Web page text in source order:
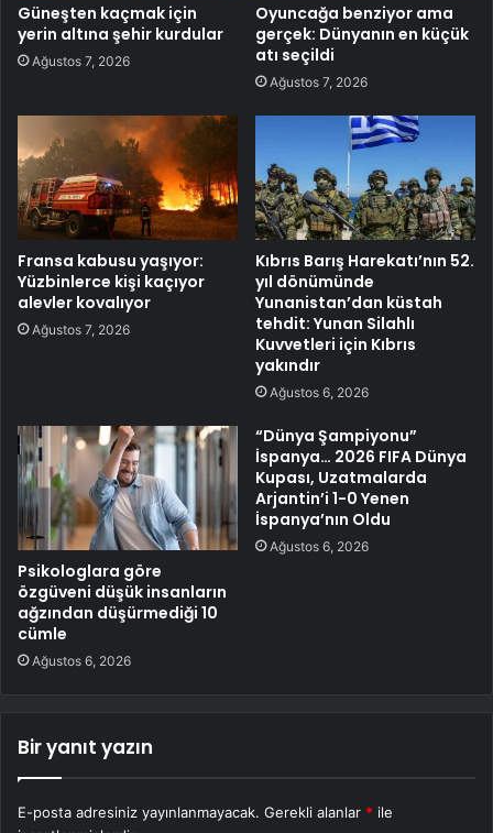
Güneşten kaçmak için
yerin altına şehir kurdular
Ağustos 7, 2026
Oyuncağa benziyor ama
gerçek: Dünyanın en küçük
atı seçildi
Ağustos 7, 2026
Fransa kabusu yaşıyor:
Yüzbinlerce kişi kaçıyor
alevler kovalıyor
Ağustos 7, 2026
Kıbrıs Barış Harekatı’nın 52.
yıl dönümünde
Yunanistan’dan küstah
tehdit: Yunan Silahlı
Kuvvetleri için Kıbrıs
yakındır
Ağustos 6, 2026
Psikologlara göre
özgüveni düşük insanların
ağzından düşürmediği 10
cümle
Ağustos 6, 2026
“Dünya Şampiyonu”
İspanya… 2026 FIFA Dünya
Kupası, Uzatmalarda
Arjantin’i 1-0 Yenen
İspanya’nın Oldu
Ağustos 6, 2026
Bir yanıt yazın
E-posta adresiniz yayınlanmayacak. Gerekli alanlar * ile